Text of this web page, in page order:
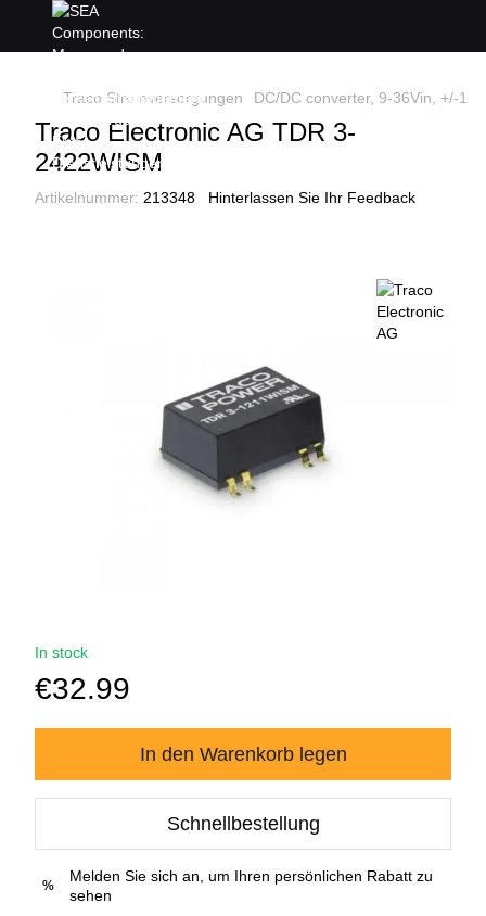
Traco Stromversorgungen DC/DC converter, 9-36Vin, +/-
Traco Electronic AG TDR 3-
2422WISM
Artikelnummer: 213348 Hinterlassen Sie Ihr Feedback
In stock
€32.99
In den Warenkorb legen
Schnellbestellung
%
Melden Sie sich an, um Ihren persönlichen Rabatt zu
sehen